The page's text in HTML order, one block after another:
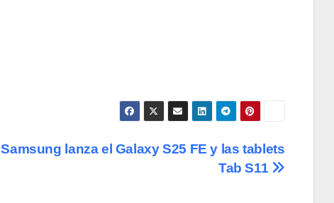
Samsung lanza el Galaxy S25 FE y las tablets
Tab S11